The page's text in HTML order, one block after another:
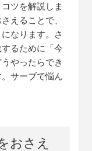
ツを解説しま
えることで、
なります。さ
るために「今
やったらでき
サーブで悩ん
おさえ